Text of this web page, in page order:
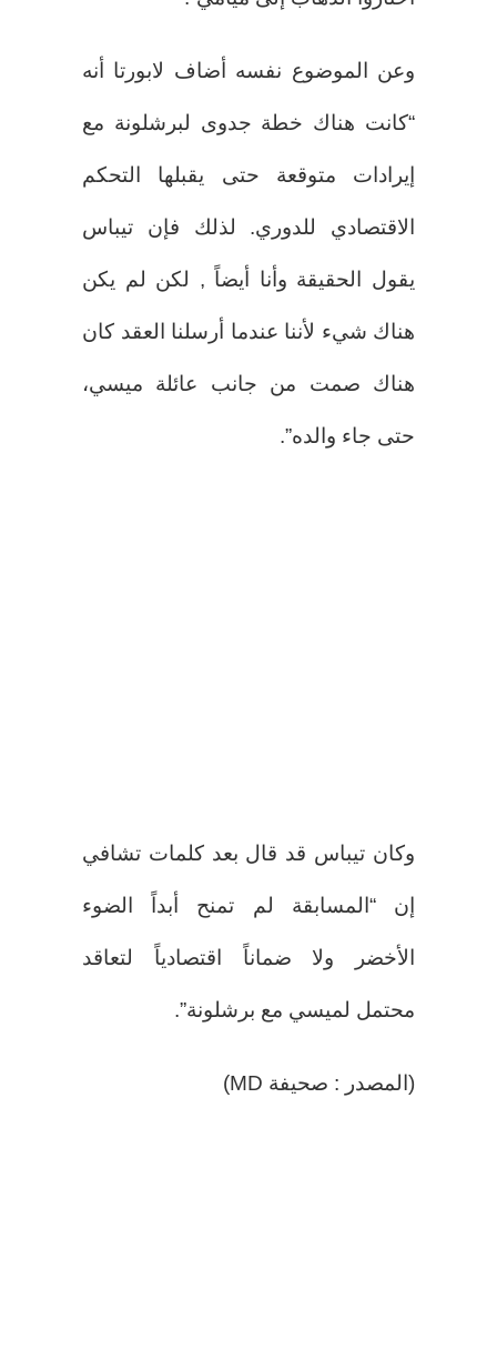
وعن الموضوع نفسه أضاف لابورتا أنه
“كانت هناك خطة جدوى لبرشلونة مع
إيرادات متوقعة حتى يقبلها التحكم
الاقتصادي للدوري. لذلك فإن تيباس
يقول الحقيقة وأنا أيضاً , لكن لم يكن
هناك شيء لأننا عندما أرسلنا العقد كان
هناك صمت من جانب عائلة ميسي،
حتى جاء والده”.
وكان تيباس قد قال بعد كلمات تشافي
إن “المسابقة لم تمنح أبداً الضوء
الأخضر ولا ضماناً اقتصادياً لتعاقد
محتمل لميسي مع برشلونة”.
(المصدر : صحيفة MD)